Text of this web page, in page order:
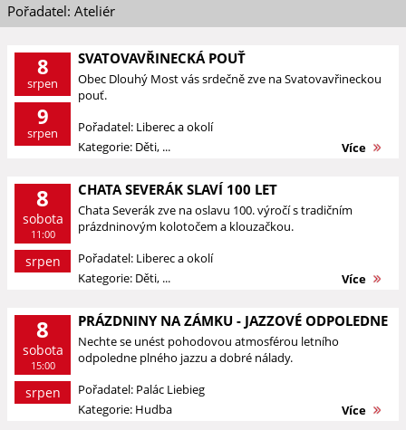
Pořadatel: Ateliér
8
srpen
9
srpen
SVATOVAVŘINECKÁ POUŤ
Obec Dlouhý Most vás srdečně zve na Svatovavřineckou
pouť.
Pořadatel: Liberec a okolí
Kategorie: Děti, ...
Více
8
sobota
11:00
srpen
CHATA SEVERÁK SLAVÍ 100 LET
Chata Severák zve na oslavu 100. výročí s tradičním
prázdninovým kolotočem a klouzačkou.
Pořadatel: Liberec a okolí
Kategorie: Děti, ...
Více
8
sobota
15:00
srpen
PRÁZDNINY NA ZÁMKU - JAZZOVÉ ODPOLEDNE
Nechte se unést pohodovou atmosférou letního
odpoledne plného jazzu a dobré nálady.
Pořadatel: Palác Liebieg
Kategorie: Hudba
Více